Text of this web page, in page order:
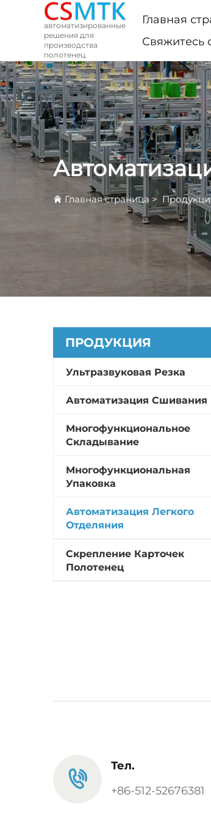
автоматизированные
решения для
производства
полотенец
Главная
Свяжитесь
Главная страница>
ПРОДУКЦИЯ
Ультразвуковая Резка
Автоматизация Сшивания
Многофункциональное
Складывание
Многофункциональная
Упаковка
Автоматизация Легкого
Отделяния
Скрепление Карточек
Полотенец
Тел.
+86-512-52676381